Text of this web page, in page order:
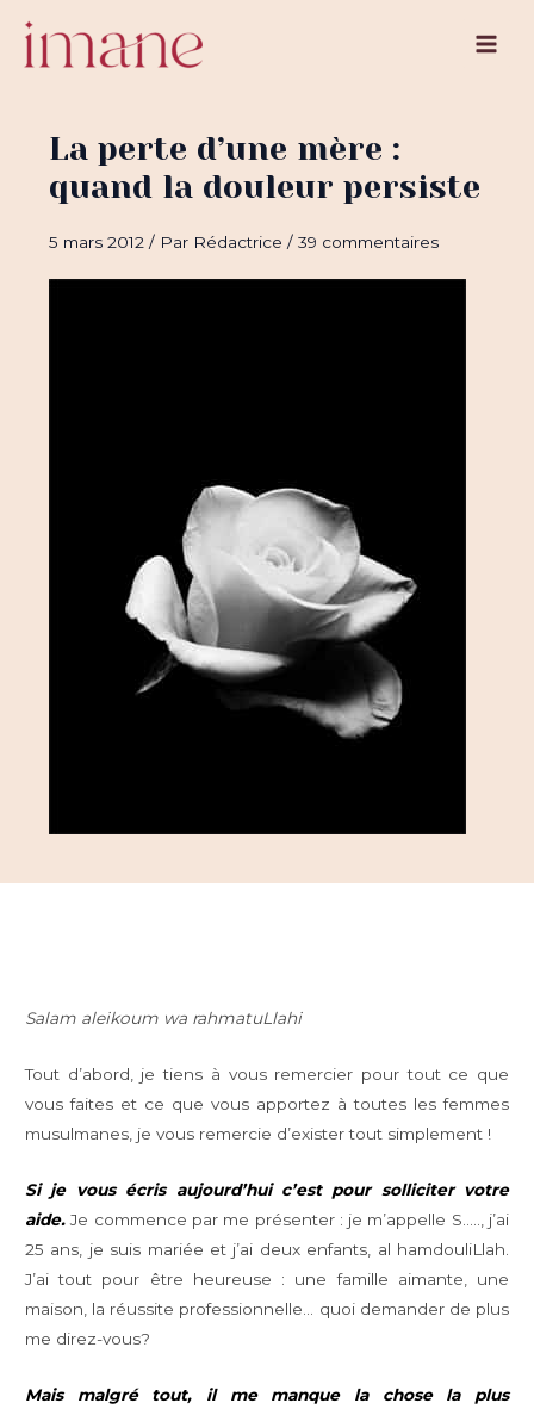
contenu
Main
La perte d’une mère :
quand la douleur persiste
5 mars 2012/ Par Rédactrice/39 commentaires
Salam aleikoum wa rahmatuLlahi
Tout d’abord, je tiens à vous remercier pour tout ce que
vous faites et ce que vous apportez à toutes les femmes
musulmanes, je vous remercie d’exister tout simplement !
Si je vous écris aujourd’hui c’est pour solliciter votre
aide.Je commence par me présenter : je m’appelle S….., j’ai
25 ans, je suis mariée et j’ai deux enfants, al hamdouliLlah.
J’ai tout pour être heureuse : une famille aimante, une
maison, la réussite professionnelle… quoi demander de plus
me direz-vous?
Mais malgré tout, il me manque la chose la plus